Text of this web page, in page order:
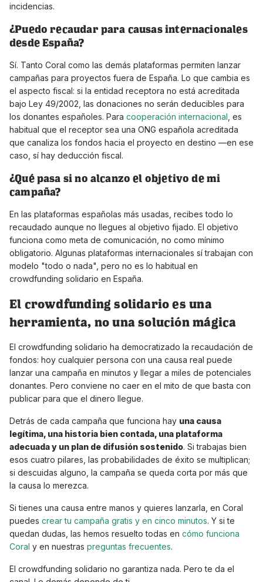
incidencias.
¿Puedo recaudar para causas internacionales
desde España?
Sí. Tanto Coral como las demás plataformas permiten lanzar
campañas para proyectos fuera de España. Lo que cambia es
el aspecto fiscal: si la entidad receptora no está acreditada
bajo Ley 49/2002, las donaciones no serán deducibles para
los donantes españoles. Para cooperación internacional , es
habitual que el receptor sea una ONG española acreditada
que canaliza los fondos hacia el proyecto en destino —en ese
caso, sí hay deducción fiscal.
¿Qué pasa si no alcanzo el objetivo de mi
campaña?
En las plataformas españolas más usadas, recibes todo lo
recaudado aunque no llegues al objetivo fijado. El objetivo
funciona como meta de comunicación, no como mínimo
obligatorio. Algunas plataformas internacionales sí trabajan con
modelo "todo o nada", pero no es lo habitual en
crowdfunding solidario en España.
El crowdfunding solidario es una
herramienta, no una solución mágica
El crowdfunding solidario ha democratizado la recaudación de
fondos: hoy cualquier persona con una causa real puede
lanzar una campaña en minutos y llegar a miles de potenciales
donantes. Pero conviene no caer en el mito de que basta con
publicar para que el dinero llegue.
Detrás de cada campaña que funciona hay una causa
legítima, una historia bien contada, una plataforma
adecuada y un plan de difusión sostenido. Si trabajas bien
esos cuatro pilares, las probabilidades de éxito se multiplican;
si descuidas alguno, la campaña se queda corta por más que
la causa lo merezca.
Si tienes una causa entre manos y quieres lanzarla, en Coral
puedes crear tu campaña gratis y en cinco minutos. Y si te
quedan dudas, las hemos resuelto todas en cómo funciona
Coral y en nuestras preguntas frecuentes.
El crowdfunding solidario no garantiza nada. Pero te da el